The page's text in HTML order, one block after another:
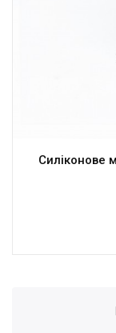
Силіконове